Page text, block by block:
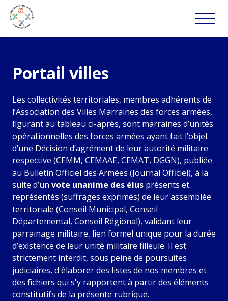
Portail villes
Les collectivités territoriales, membres adhérents de
l’Association des Villes Marraines des forces armées,
figurant au tableau ci-après, sont marraines d’unités
opérationnelles des forces armées ayant fait l’objet
d’une Décision d’agrément de leur autorité militaire
respective (CEMM, CEMAAE, CEMAT, DGGN), publiée
au Bulletin Officiel des Armées (Journal Officiel), à la
suite d’un vote unanime des élus présents et
représentés (suffrages exprimés) de leur assemblée
territoriale (Conseil Municipal, Conseil
Départemental, Conseil Régional), validant leur
parrainage militaire, lien formel unique pour la durée
d’existence de leur unité militaire filleule. Il est
strictement interdit, sous peine de poursuites
judiciaires, d'élaborer des listes de nos membres et
des fichiers qui s'y rapportent à partir des éléments
constitutifs de la présente rubrique.